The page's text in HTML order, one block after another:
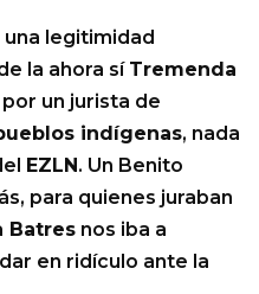
legitimidad
la ahora sí Tremenda
un jurista de
indígenas, nada
EZLN. Un Benito
para quienes juraban
Batres nos iba a
en ridículo ante la